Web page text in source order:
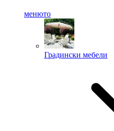
менюто
Градински мебели